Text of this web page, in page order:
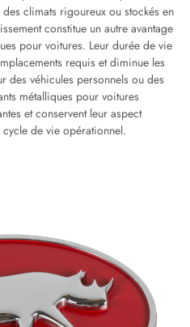
climats rigoureux ou stockés en
constitue un autre avantage
pour voitures. Leur durée de vie
requis et diminue les
des véhicules personnels ou des
métalliques pour voitures
et conservent leur aspect
de vie opérationnel.